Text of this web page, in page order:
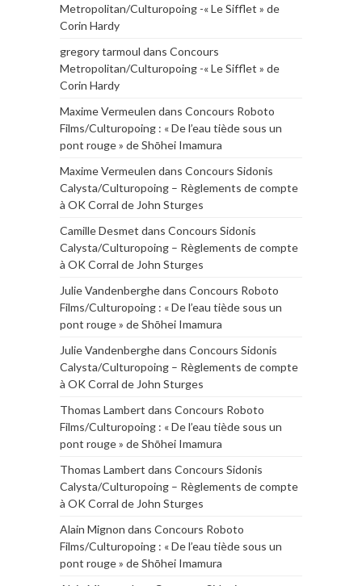
Metropolitan/Culturopoing -« Le Sifflet » de
Corin Hardy
gregory tarmoul dans Concours
Metropolitan/Culturopoing -« Le Sifflet » de
Corin Hardy
Maxime Vermeulen dans Concours Roboto
Films/Culturopoing : « De l’eau tiède sous un
pont rouge » de Shōhei Imamura
Maxime Vermeulen dans Concours Sidonis
Calysta/Culturopoing – Règlements de compte
à OK Corral de John Sturges
Camille Desmet dans Concours Sidonis
Calysta/Culturopoing – Règlements de compte
à OK Corral de John Sturges
Julie Vandenberghedans Concours Roboto
Films/Culturopoing : « De l’eau tiède sous un
pont rouge » de Shōhei Imamura
Julie Vandenberghedans Concours Sidonis
Calysta/Culturopoing – Règlements de compte
à OK Corral de John Sturges
Thomas Lambert dans Concours Roboto
Films/Culturopoing : « De l’eau tiède sous un
pont rouge » de Shōhei Imamura
Thomas Lambert dans Concours Sidonis
Calysta/Culturopoing – Règlements de compte
à OK Corral de John Sturges
Alain Mignon dans Concours Roboto
Films/Culturopoing : « De l’eau tiède sous un
pont rouge » de Shōhei Imamura